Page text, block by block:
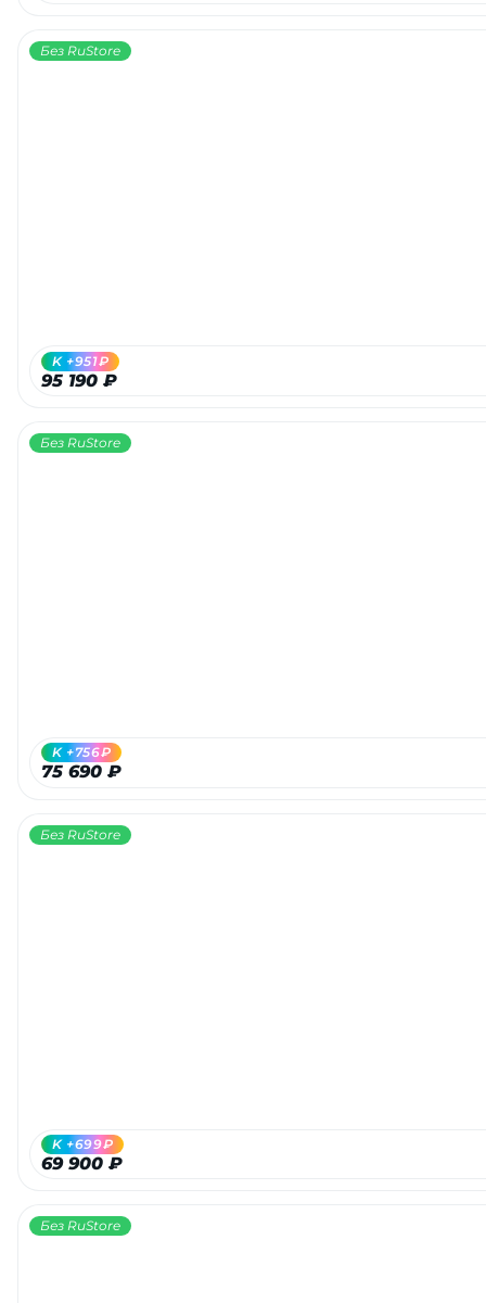
Без RuStore
95 190 ₽
K +951₽
Без RuStore
75 690 ₽
K +756₽
Без RuStore
69 900 ₽
K +699₽
Без RuStore